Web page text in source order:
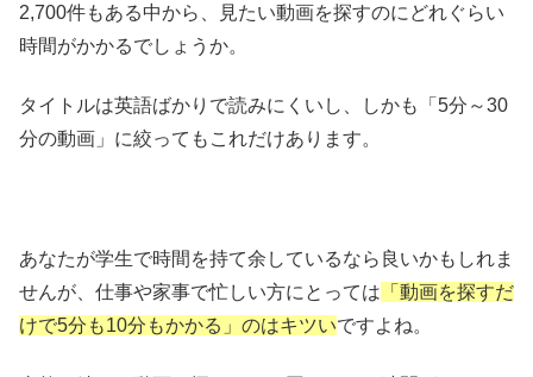
2,700件もある中から、見たい動画を探すのにどれぐらい
時間がかかるでしょうか。
タイトルは英語ばかりで読みにくいし、しかも「5分～30
分の動画」に絞ってもこれだけあります。
あなたが学生で時間を持て余しているなら良いかもしれま
せんが、仕事や家事で忙しい方にとっては 「動画を探すだ
けで5分も10分もかかる」のはキツいですよね。